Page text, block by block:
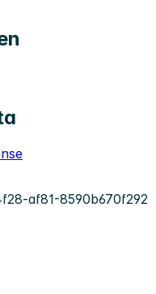
af81-8590b670f292